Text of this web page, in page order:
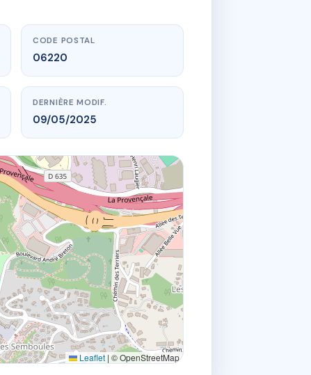
CODE POSTAL
06220
DERNIÈRE MODIF.
09/05/2025
Leaflet | © OpenStreetMap